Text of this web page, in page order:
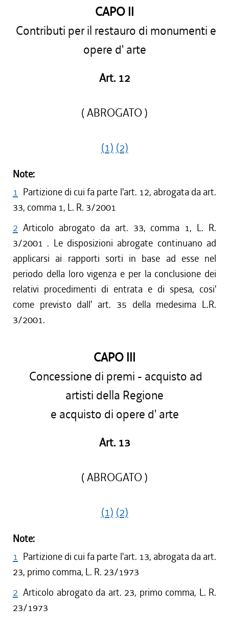
CAPO II
Contributi per il restauro di monumenti e
opere d' arte
Art. 12
( ABROGATO )
(1) (2)
Note:
1 Partizione di cui fa parte l'art. 12, abrogata da art.
33, comma 1, L. R. 3/2001
2 Articolo abrogato da art. 33, comma 1, L. R.
3/2001 . Le disposizioni abrogate continuano ad
applicarsi ai rapporti sorti in base ad esse nel
periodo della loro vigenza e per la conclusione dei
relativi procedimenti di entrata e di spesa, cosi'
come previsto dall' art. 35 della medesima L.R.
3/2001.
CAPO III
Concessione di premi - acquisto ad
artisti della Regione
e acquisto di opere d' arte
Art. 13
( ABROGATO )
(1) (2)
Note:
1 Partizione di cui fa parte l'art. 13, abrogata da art.
23, primo comma, L. R. 23/1973
2 Articolo abrogato da art. 23, primo comma, L. R.
23/1973